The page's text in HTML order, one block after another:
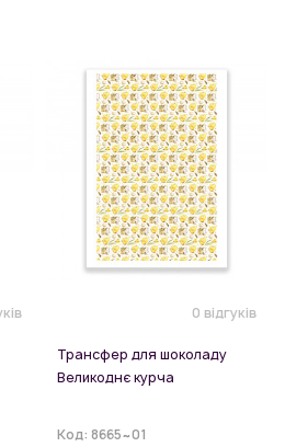
0 відгуків
Трансфер для шоколаду
Великоднє курча
Код: 8665~01